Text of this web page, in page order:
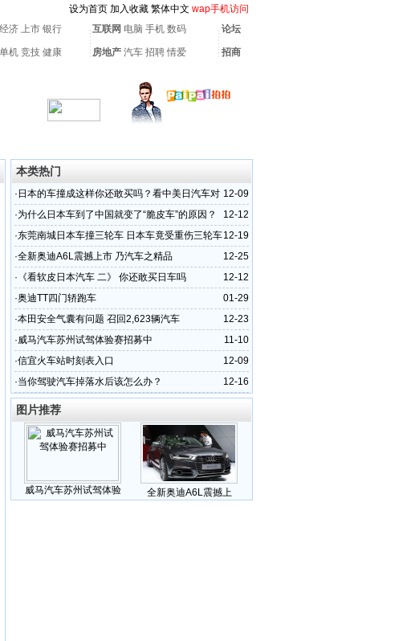
设为首页 加入收藏 繁体中文 wap手机访问
经济 上市 银行 互联网 电脑 手机 数码 论坛
单机 竞技 健康 房地产 汽车 招聘 情爱 招商
本类热门
12-09
· 日本的车撞成这样你还敢买吗？看中美日汽车对
比
12-12
·为什么日本车到了中国就变了“脆皮车”的原因？
12-19
·东莞南城日本车撞三轮车 日本车竟受重伤三轮车
受轻伤
12-25
·全新奥迪A6L震撼上市 乃汽车之精品
12-12
· 《看软皮日本汽车 二》 你还敢买日车吗
01-29
·奥迪TT四门轿跑车
12-23
·本田安全气囊有问题 召回2,623辆汽车
11-10
·威马汽车苏州试驾体验赛招募中
12-09
·信宜火车站时刻表入口
12-16
·当你驾驶汽车掉落水后该怎么办？
图片推荐
威马汽车苏州试驾体验 全新奥迪A6L震撼上